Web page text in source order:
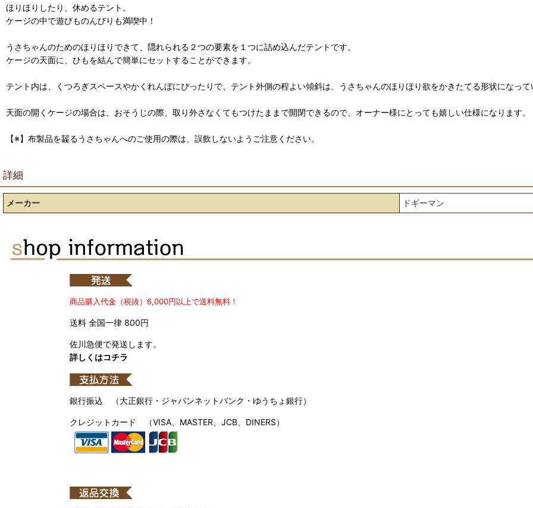
ほりほりしたり、休めるテント。
ケージの中で遊びものんびりも満喫中！
うさちゃんのためのほりほりできて、隠れられる２つの要素を１つに詰め込んだテントです。
ケージの天面に、ひもを結んで簡単にセットすることができます。
テント内は、くつろぎスペースやかくれんぼにぴったりで、テント外側の程よい傾斜は、うさちゃんのほりほり欲をかきたてる形状になって
天面の開くケージの場合は、おそうじの際、取り外さなくてもつけたままで開閉できるので、オーナー様にとっても嬉しい仕様になります。
【※】布製品を齧るうさちゃんへのご使用の際は、誤飲しないようご注意ください。
詳細
メーカー ドギーマン
商品購入代金（税抜）6,000円以上で送料無料！
送料 全国一律 800円
佐川急便で発送します。
詳しくはコチラ
銀行振込 （大正銀行・ジャパンネットバンク・ゆうちょ銀行）
クレジットカード （VISA、MASTER、JCB、DINERS）